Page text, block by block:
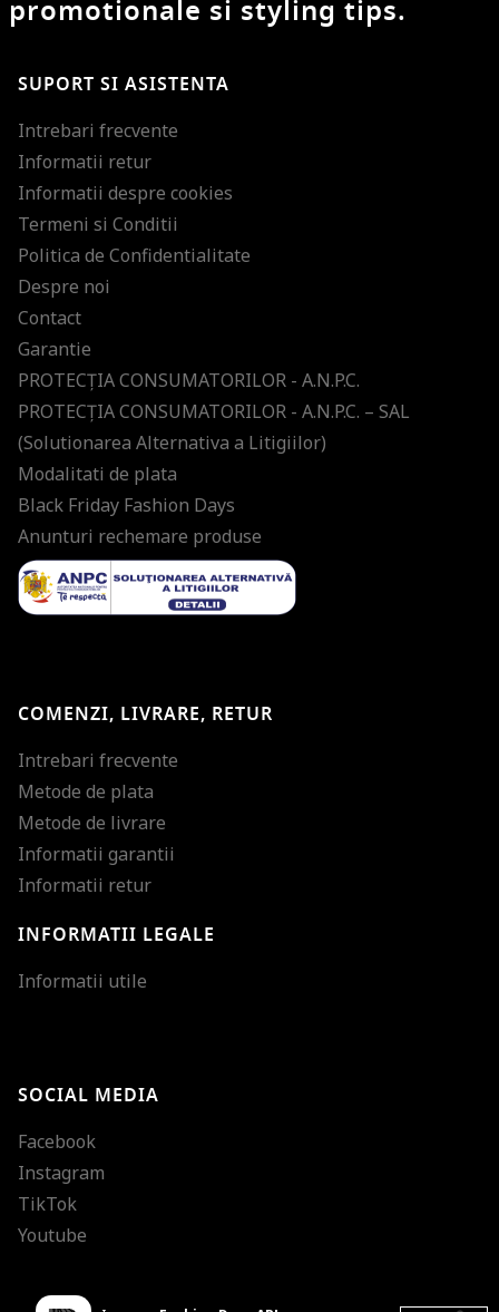
promotionale si styling tips.
SUPORT SI ASISTENTA
Intrebari frecvente
Informatii retur
Informatii despre cookies
Termeni si Conditii
Politica de Confidentialitate
Despre noi
Contact
Garantie
PROTECŢIA CONSUMATORILOR - A.N.P.C.
PROTECŢIA CONSUMATORILOR - A.N.P.C. – SAL
(Solutionarea Alternativa a Litigiilor)
Modalitati de plata
Black Friday Fashion Days
Anunturi rechemare produse
COMENZI, LIVRARE, RETUR
Intrebari frecvente
Metode de plata
Metode de livrare
Informatii garantii
Informatii retur
INFORMATII LEGALE
Informatii utile
SOCIAL MEDIA
Facebook
Instagram
TikTok
Youtube